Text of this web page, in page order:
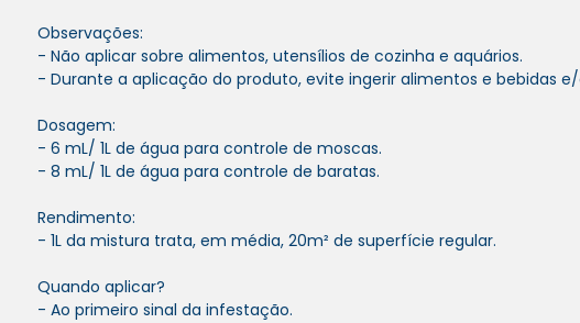
Observações:
- Não aplicar sobre alimentos, utensílios de cozinha e aquários.
- Durante a aplicação do produto, evite ingerir alimentos e bebidas
Dosagem:
- 6 mL/ 1L de água para controle de moscas.
- 8 mL/ 1L de água para controle de baratas.
Rendimento:
- 1L da mistura trata, em média, 20m² de superfície regular.
Quando aplicar?
- Ao primeiro sinal da infestação.